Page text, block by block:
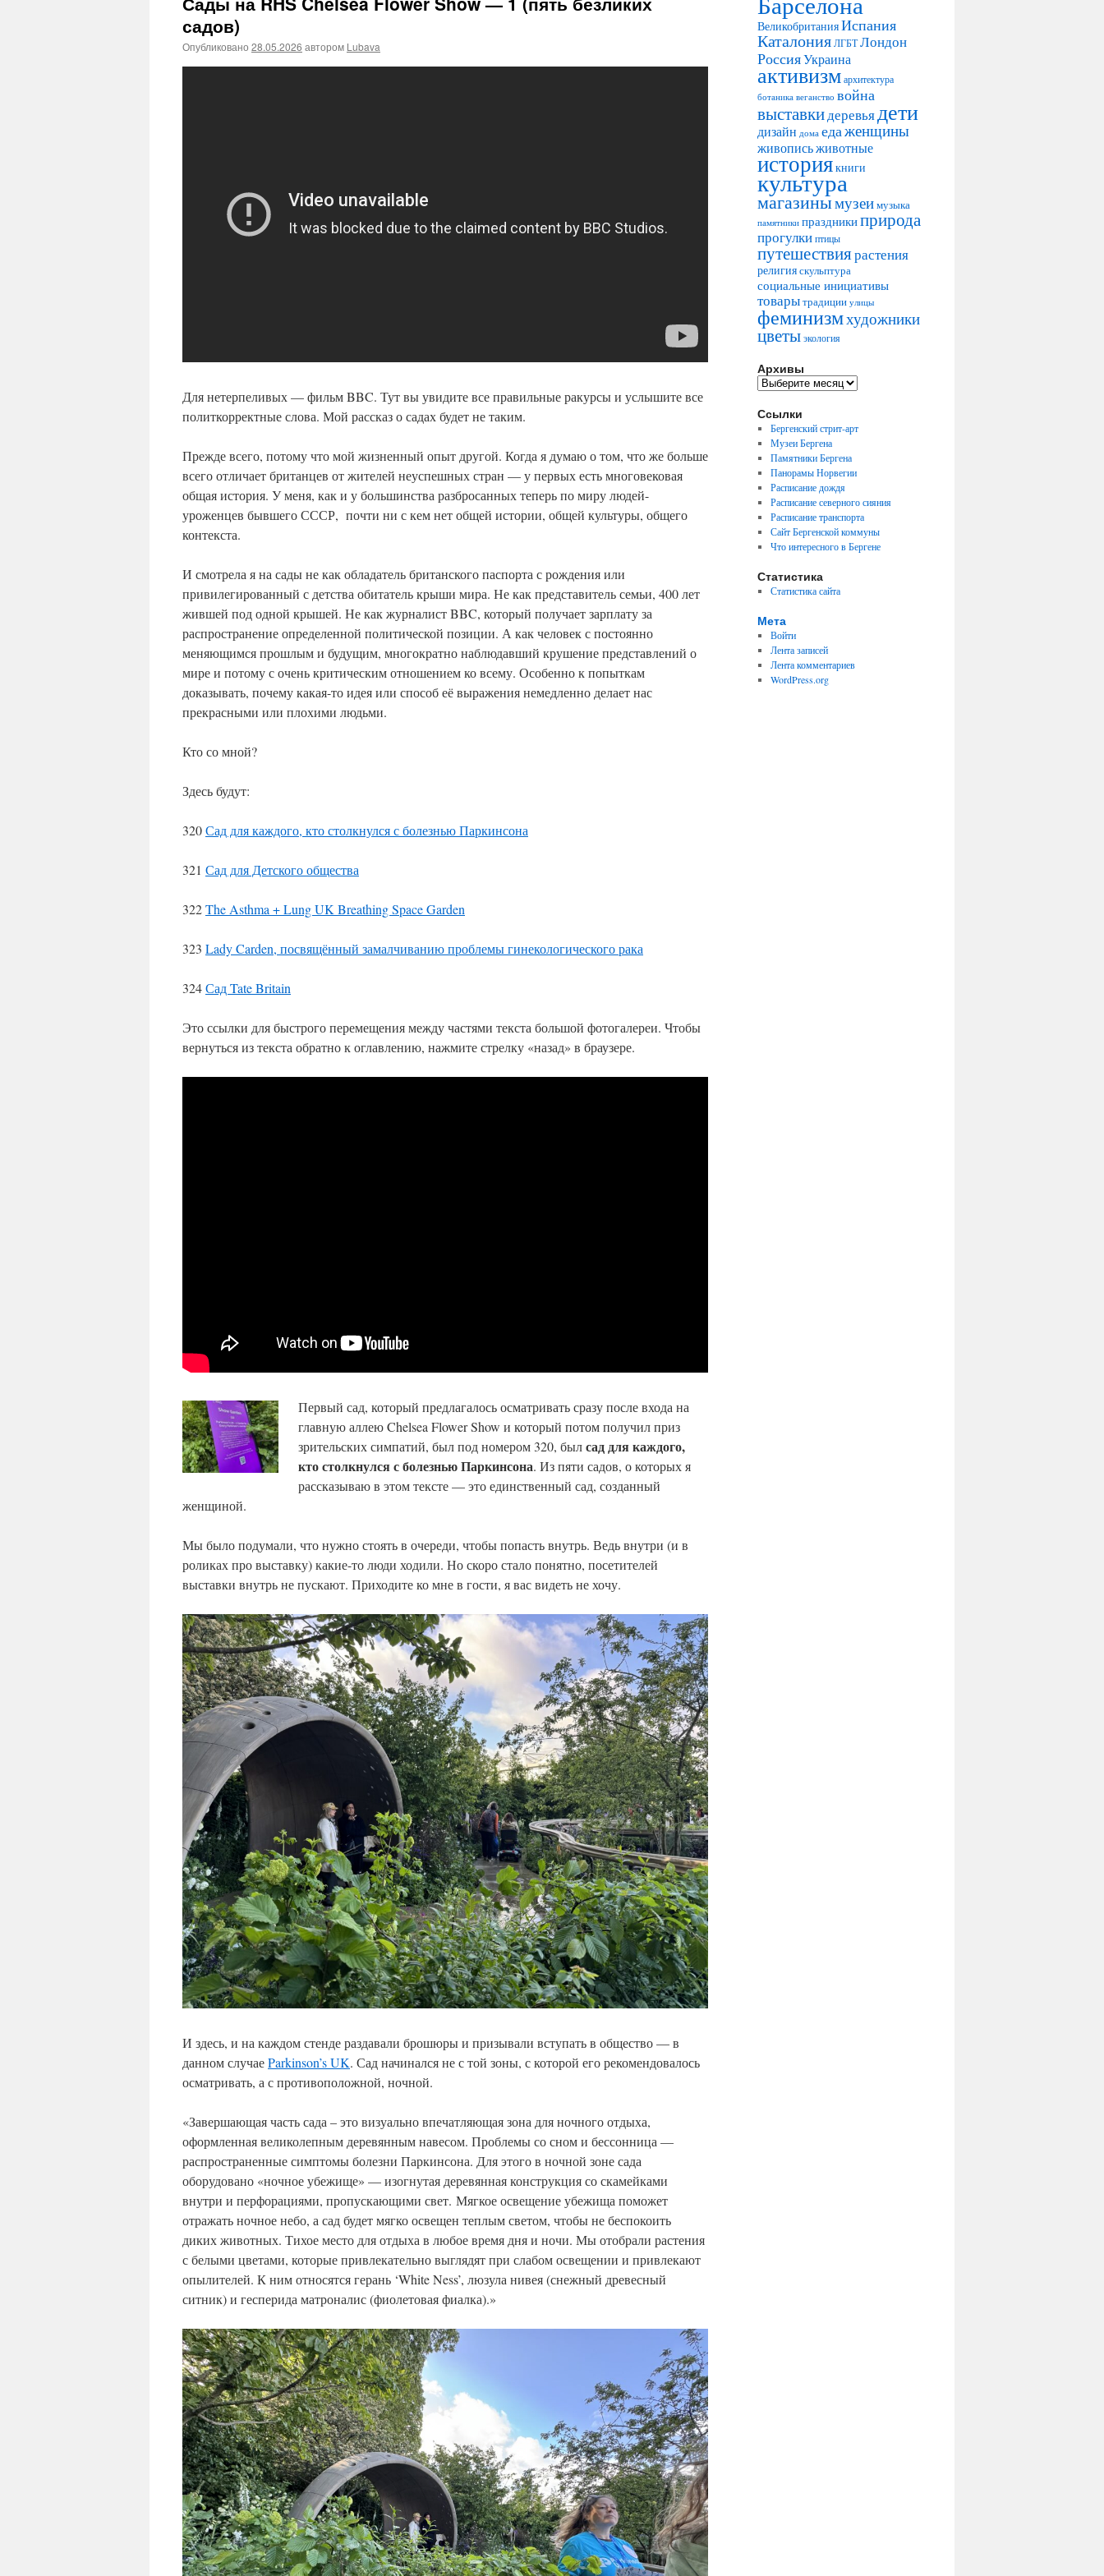
садов)
Опубликовано 28.05.2026 автором Lubava
Для нетерпеливых — фильм BBC. Тут вы увидите все правильные ракурсы и услышите все
политкорректные слова. Мой рассказ о садах будет не таким.
Прежде всего, потому что мой жизненный опыт другой. Когда я думаю о том, что же больше
всего отличает британцев от жителей неуспешных стран — у первых есть многовековая
общая история. У меня, как и у большинства разбросанных теперь по миру людей-
уроженцев бывшего СССР, почти ни с кем нет общей истории, общей культуры, общего
контекста.
И смотрела я на сады не как обладатель британского паспорта с рождения или
привилегированный с детства обитатель крыши мира. Не как представитель семьи, 400 лет
жившей под одной крышей. Не как журналист BBC, который получает зарплату за
распространение определенной политической позиции. А как человек с постоянно
меняющимся прошлым и будущим, многократно наблюдавший крушение представлений о
мире и потому с очень критическим отношением ко всему. Особенно к попыткам
доказывать, почему какая-то идея или способ её выражения немедленно делает нас
прекрасными или плохими людьми.
Кто со мной?
Здесь будут:
320Сад для каждого, кто столкнулся с болезнью Паркинсона
321 Сад для Детского общества
322The Asthma + Lung UK Breathing Space Garden
323 Lady Carden, посвящённый замалчиванию проблемы гинекологического рака
324Сад Tate Britain
Это ссылки для быстрого перемещения между частями текста большой фотогалереи. Чтобы
вернуться из текста обратно к оглавлению, нажмите стрелку «назад» в браузере.
Первый сад, который предлагалось осматривать сразу послевхода на
главную аллею Chelsea Flower Show и который потом получил приз
зрительских симпатий, был под номером 320, былсад для каждого,
кто столкнулся с болезнью Паркинсона. Из пяти садов, о которых я
рассказываю в этом тексте — это единственный сад, созданный
женщиной.
Мы было подумали, что нужно стоять в очереди, чтобы попасть внутрь. Ведь внутри (и в
роликах про выставку) какие-то люди ходили. Но скоро стало понятно, посетителей
выставки внутрь не пускают. Приходите ко мне в гости, я вас видеть не хочу.
И здесь, и на каждом стенде раздавали брошюры и призывали вступать в общество — в
данном случаеParkinson’s UK. Сад начинался не с той зоны, с которой его рекомендовалось
осматривать, а с противоположной, ночной.
«Завершающая часть сада – это визуально впечатляющая зона для ночного отдыха,
оформленная великолепным деревянным навесом. Проблемы со сном и бессонница —
распространенные симптомы болезни Паркинсона. Для этого в ночной зоне сада
оборудовано «ночное убежище» — изогнутая деревянная конструкция со скамейками
внутри и перфорациями, пропускающими свет. Мягкое освещение убежища поможет
отражать ночное небо, а сад будет мягко освещен теплым светом, чтобы не беспокоить
диких животных. Тихое место для отдыха в любое время дня и ночи. Мы отобрали растения
с белыми цветами, которые привлекательно выглядят при слабом освещении и привлекают
опылителей. К ним относятся герань ‘White Ness’, люзула нивея (снежный древесный
ситник) и гесперида матроналис (фиолетовая фиалка).»
ВеликобританияИспания
Каталония ЛГБТ Лондон
РоссияУкраина
активизм архитектура
ботаника веганство война
выставкидеревьядети
дизайн дома едаженщины
живописьживотные
историякниги
культура
магазинымузеимузыка
памятники праздникиприрода
прогулкиптицы
путешествиярастения
религияскульптура
социальные инициативы
товарытрадиции улицы
феминизмхудожники
цветы экология
Архивы
Архивы
Ссылки
Бергенский стрит-арт
Музеи Бергена
Памятники Бергена
Панорамы Норвегии
Расписание дождя
Расписание северного сияния
Расписание транспорта
Сайт Бергенской коммуны
Что интересного в Бергене
Статистика
Статистика сайта
Мета
Войти
Лента записей
Лента комментариев
WordPress.org